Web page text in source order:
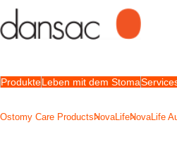
ProdukteLeben mit dem Stoma
Ostomy Care ProductsNovaLifeNovaLife